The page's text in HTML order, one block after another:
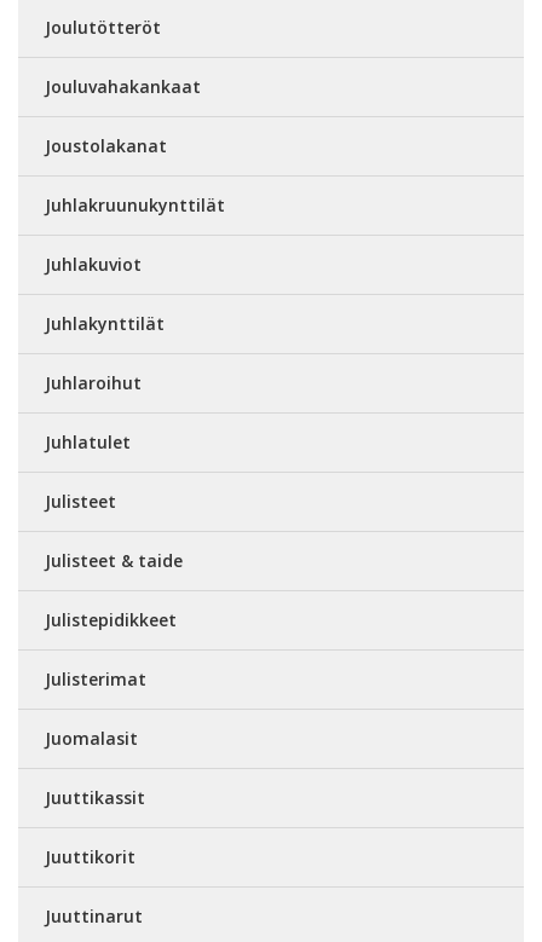
Joulutötteröt
Jouluvahakankaat
Joustolakanat
Juhlakruunukynttilät
Juhlakuviot
Juhlakynttilät
Juhlaroihut
Juhlatulet
Julisteet
Julisteet & taide
Julistepidikkeet
Julisterimat
Juomalasit
Juuttikassit
Juuttikorit
Juuttinarut